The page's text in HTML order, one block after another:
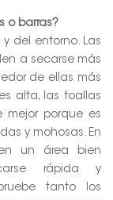
o barras?
del entorno. Las
a secarse más
de ellas más
alta, las toallas
mejor porque es
y mohosas. En
un área bien
rápida y
tanto los